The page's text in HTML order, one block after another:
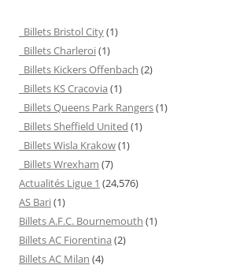
Billets Bristol City(1)
Billets Charleroi(1)
Billets Kickers Offenbach (2)
Billets KS Cracovia (1)
Billets Queens Park Rangers(1)
Billets Sheffield United (1)
Billets Wisla Krakow(1)
Billets Wrexham (7)
Actualités Ligue 1 (24,576)
AS Bari(1)
Billets A.F.C. Bournemouth (1)
Billets AC Fiorentina (2)
Billets AC Milan (4)